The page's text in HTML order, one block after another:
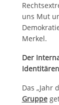
uns Mut
Merkel.
Der
Das „Jahr
Gruppe